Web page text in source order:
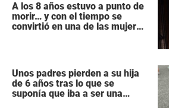
A los 8 años estuvo a punto de
morir… y con el tiempo se
convirtió en una de las mujeres
Unos padres pierden a su hija
de 6 años tras lo que se
suponía que iba a ser una